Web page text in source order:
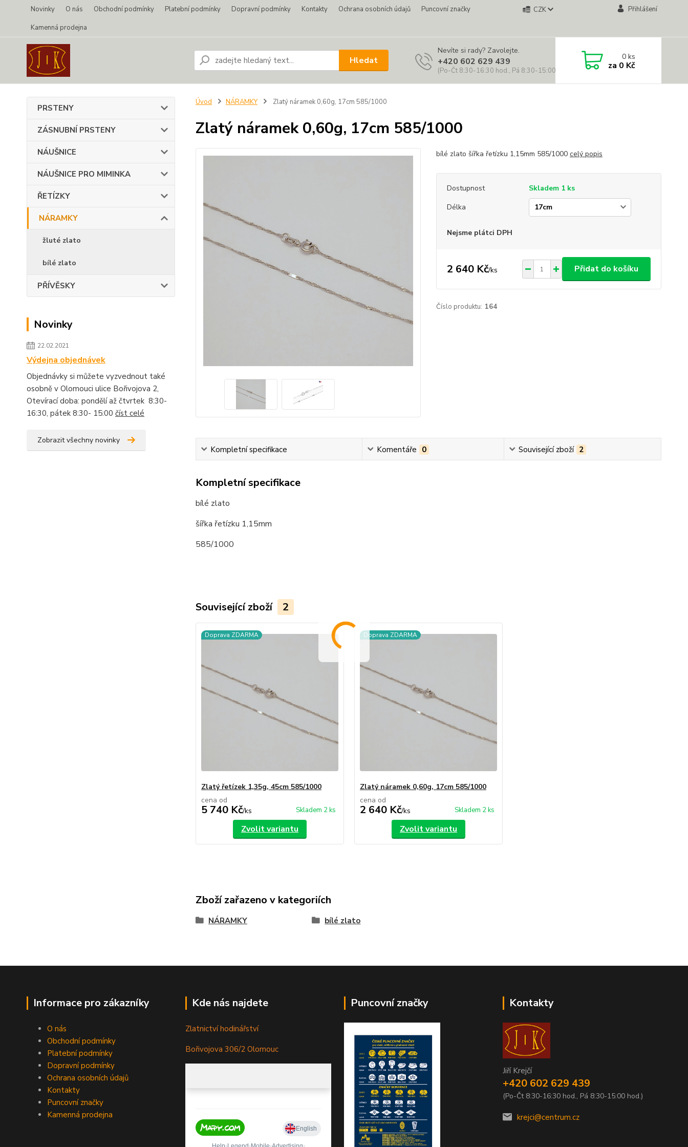
Novinky O nás Obchodní podmínky Platební podmínky Dopravní podmínky Kontakty Ochrana osobních údajů
Puncovní značky
Kamenná prodejna
CZK Přihlášení
Hledat
Nevíte si rady? Zavolejte.
+420 602 629 439
(Po-Čt 8:30-16:30 hod., Pá 8:30-15:00 hod.)
0ks
za 0 Kč
PRSTENY
ZÁSNUBNÍ PRSTENY
NÁUŠNICE
NÁUŠNICE PRO MIMINKA
ŘETÍZKY
NÁRAMKY
žluté zlato
bílé zlato
PŘÍVĚSKY
Novinky
22.02.2021
Výdejna objednávek
Objednávky si můžete vyzvednout také
osobně v Olomouci ulice Bořivojova 2,
Otevírací doba: pondělí až čtvrtek 8:30-
16:30, pátek 8:30- 15:00 číst celé
Zobrazit všechny novinky
Úvod NÁRAMKY Zlatý náramek 0,60g, 17cm 585/1000
Zlatý náramek 0,60g, 17cm 585/1000
bílé zlato šířka řetízku 1,15mm 585/1000 celý popis
Dostupnost
Skladem 1 ks
Délka
Nejsme plátci DPH
2 640 Kč/ks Přidat do košíku
Číslo produktu: 164
Kompletní specifikace Komentáře 0 Související zboží 2
Kompletní specifikace
bílé zlato
šířka řetízku 1,15mm
585/1000
Související zboží 2
Doprava ZDARMA
Zlatý řetízek 1,35g, 45cm 585/1000
cena od
5 740 Kč/ks Skladem 2 ks
Zvolit variantu
Doprava ZDARMA
Zlatý náramek 0,60g, 17cm 585/1000
cena od
2 640 Kč/ks Skladem 2 ks
Zvolit variantu
Zboží zařazeno v kategoriích
NÁRAMKY bílé zlato
Informace pro zákazníky
O nás
Obchodní podmínky
Platební podmínky
Dopravní podmínky
Ochrana osobních údajů
Kontakty
Puncovní značky
Kamenná prodejna
Kde nás najdete
Zlatnictví hodinářství
Bořivojova 306/2 Olomouc
Puncovní značky Kontakty
Jiří Krejčí
+420 602 629 439
(Po-Čt 8:30-16:30 hod., Pá 8:30-15:00 hod.)
krejci@centrum.cz